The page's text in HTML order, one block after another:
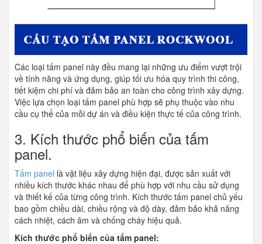
Các loại tấm panel này đều mang lại những ưu điểm vượt trội
về tính năng và ứng dụng, giúp tối ưu hóa quy trình thi công,
tiết kiệm chi phí và đảm bảo an toàn cho công trình xây dựng.
Việc lựa chọn loại tấm panel phù hợp sẽ phụ thuộc vào nhu
cầu cụ thể của mỗi dự án và điều kiện thực tế của công trình.
3. Kích thước phổ biến của tấm
panel.
Tấm panel là vật liệu xây dựng hiện đại, được sản xuất với
nhiều kích thước khác nhau để phù hợp với nhu cầu sử dụng
và thiết kế của từng công trình. Kích thước tấm panel chủ yếu
bao gồm chiều dài, chiều rộng và độ dày, đảm bảo khả năng
cách nhiệt, cách âm và chống cháy hiệu quả.
Kích thước phổ biến của tấm panel: